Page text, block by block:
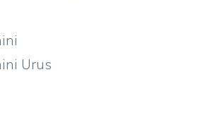
Urus